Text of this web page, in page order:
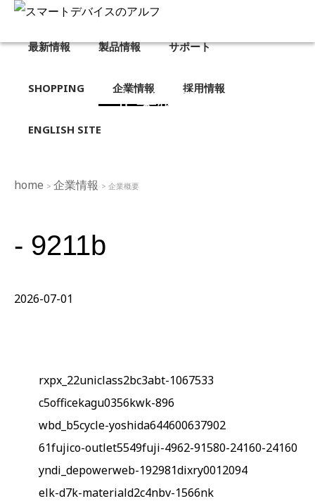
最新情報 製品情報 サポート
SHOPPING 企業情報 採用情報
ENGLISH SITE
企業概要
home > 企業情報 > 企業概要
- 9211b
2026-07-01
rxpx_22uniclass2bc3abt-1067533
c5officekagu0356kwk-896
wbd_b5cycle-yoshida644600637902
61fujico-outlet5549fuji-4962-91580-24160-24160
yndi_depowerweb-192981dixry0012094
elk-d7k-materiald2c4nbv-1566nk